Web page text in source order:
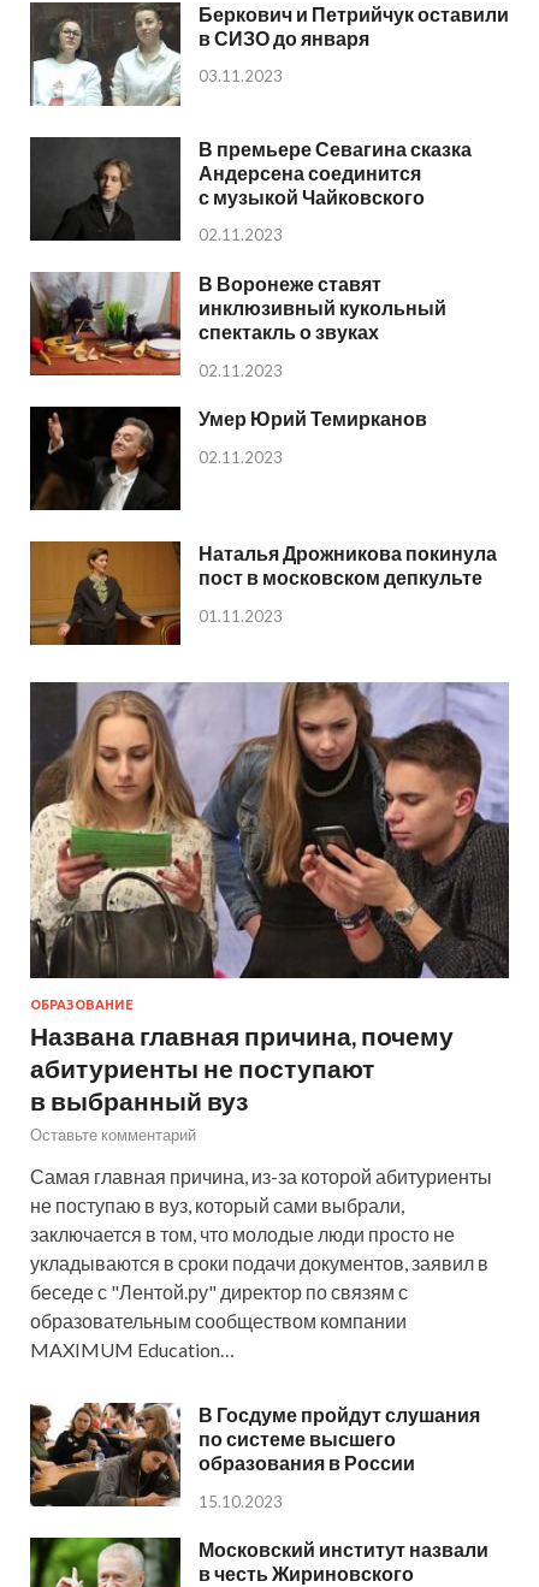
Беркович и Петрийчук оставили
в СИЗО до января
03.11.2023
В премьере Севагина сказка
Андерсена соединится
с музыкой Чайковского
02.11.2023
В Воронеже ставят
инклюзивный кукольный
спектакль о звуках
02.11.2023
Умер Юрий Темирканов
02.11.2023
Наталья Дрожникова покинула
пост в московском депкульте
01.11.2023
ОБРАЗОВАНИЕ
Названа главная причина, почему
абитуриенты не поступают
в выбранный вуз
Оставьте комментарий
Самая главная причина, из-за которой абитуриенты
не поступаю в вуз, который сами выбрали,
заключается в том, что молодые люди просто не
укладываются в сроки подачи документов, заявил в
беседе с "Лентой.ру" директор по связям с
образовательным сообществом компании
MAXIMUM Education…
В Госдуме пройдут слушания
по системе высшего
образования в России
15.10.2023
Московский институт назвали
в честь Жириновского